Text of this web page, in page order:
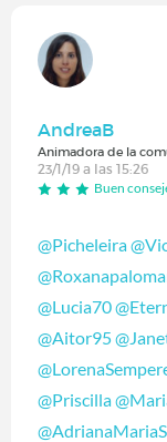
AndreaB
Animadora de la
23/1/19 a las 15:26
Buen
@Picheleira
@Lucia70
@Aitor95
@Priscilla